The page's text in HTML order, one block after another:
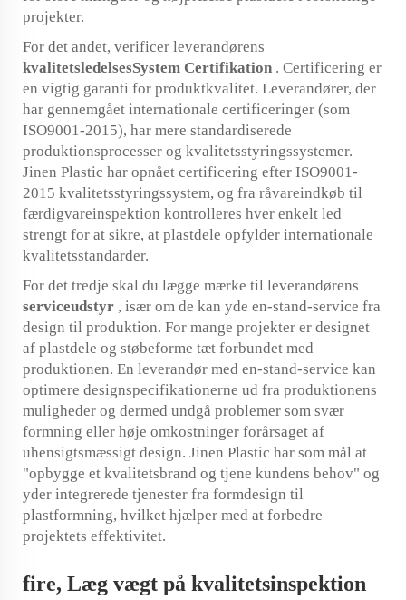
projekter.
For det andet, verificer leverandørens
kvalitetsledelsesSystem Certifikation . Certificering er
en vigtig garanti for produktkvalitet. Leverandører, der
har gennemgået internationale certificeringer (som
ISO9001-2015), har mere standardiserede
produktionsprocesser og kvalitetsstyringssystemer.
Jinen Plastic har opnået certificering efter ISO9001-
2015 kvalitetsstyringssystem, og fra råvareindkøb til
færdigvareinspektion kontrolleres hver enkelt led
strengt for at sikre, at plastdele opfylder internationale
kvalitetsstandarder.
For det tredje skal du lægge mærke til leverandørens
serviceudstyr , især om de kan yde en-stand-service fra
design til produktion. For mange projekter er designet
af plastdele og støbeforme tæt forbundet med
produktionen. En leverandør med en-stand-service kan
optimere designspecifikationerne ud fra produktionens
muligheder og dermed undgå problemer som svær
formning eller høje omkostninger forårsaget af
uhensigtsmæssigt design. Jinen Plastic har som mål at
"opbygge et kvalitetsbrand og tjene kundens behov" og
yder integrerede tjenester fra formdesign til
plastformning, hvilket hjælper med at forbedre
projektets effektivitet.
fire, Læg vægt på kvalitetsinspektion